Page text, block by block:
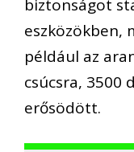
biztonságot
eszközökben,
például az
csúcsra, 3500
erősödött.